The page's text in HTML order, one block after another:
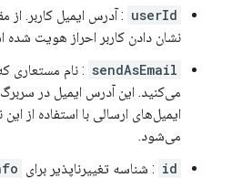
userId : آدرس ایمیل کاربر. از
نشان دادن کاربر احراز هویت شده
sendAsEmail : نام مستعاری
می‌کنید. این آدرس ایمیل در سربرگ
ایمیل‌های ارسالی با استفاده از
می‌شود.
id : شناسه تغییرناپذیر برای